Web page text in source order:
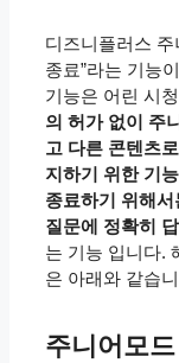
디즈니플러스 주
종료”라는 기능
기능은 어린 시
의 허가 없이 주
고 다른 콘텐츠
지하기 위한 기능
종료하기 위해
질문에 정확히
는 기능 입니다.
은 아래와 같습
주니어모